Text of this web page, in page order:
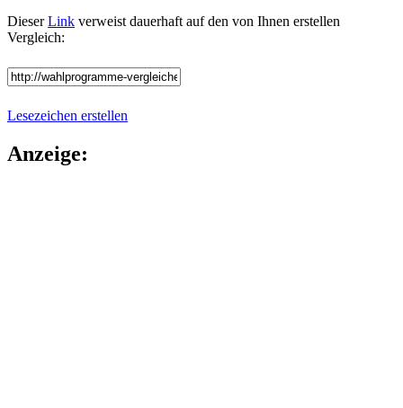
DieserLink verweist dauerhaft auf den von Ihnen erstellen
Vergleich:
Lesezeichen erstellen
Anzeige: